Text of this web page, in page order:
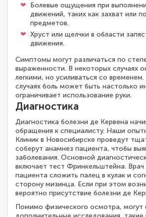
Болевые ощущения при
движений, таких как захват или
предметов.
Хруст или щелчки в области
движения.
Симптомы могут различаться по
выраженности. В некоторых случаях
легкими, но усиливаться со
случаях боль может быть настолько
ограничивает использование руки.
Диагностика
Диагностика болезни де Кервена
обращения к специалисту. Наши
Клиник в Новосибирске проведут
соберут анамнез пациента, чтобы
заболевания. Основной
включает тест Фринкельштейна.
пациента сложить палец в кулак и
сторону мизинца. Если при этом
вероятно присутствие болезни де
Помимо физического осмотра, могут